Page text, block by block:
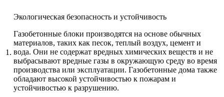
1.
Экологическая безопасность и устойчивость
Газобетонные блоки производятся на основе обычных
материалов, таких как песок, теплый воздух, цемент и
вода. Они не содержат вредных химических веществ и не
выбрасывают вредные газы в окружающую среду во время
производства или эксплуатации. Газобетонные дома также
обладают высокой устойчивостью к пожарам и
устойчивостью к разрушению.